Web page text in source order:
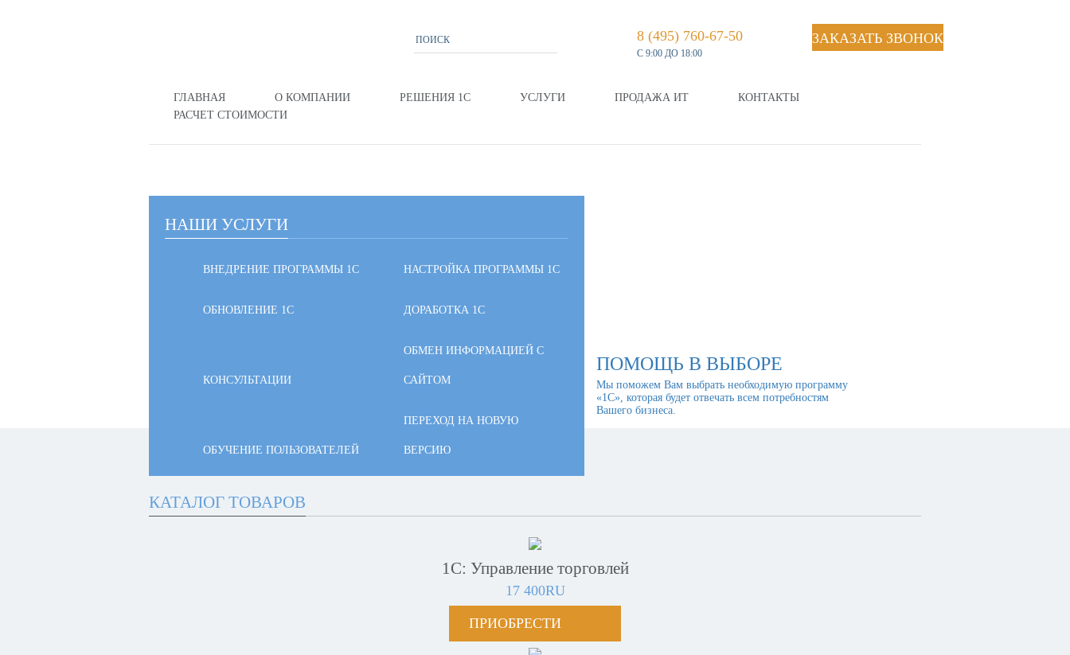
8 (495) 760-67-50
С 9:00 ДО 18:00
ЗАКАЗАТЬ ЗВОНОК
ГЛАВНАЯ О КОМПАНИИ РЕШЕНИЯ 1С УСЛУГИ ПРОДАЖА ИТ
КОНТАКТЫ
РАСЧЕТ СТОИМОСТИ
НАШИ УСЛУГИ
ВНЕДРЕНИЕ ПРОГРАММЫ 1С НАСТРОЙКА ПРОГРАММЫ 1С
ОБНОВЛЕНИЕ 1С ДОРАБОТКА 1С
КОНСУЛЬТАЦИИ
ОБМЕН ИНФОРМАЦИЕЙ С
САЙТОМ
ОБУЧЕНИЕ ПОЛЬЗОВАТЕЛЕЙ
ПЕРЕХОД НА НОВУЮ
ВЕРСИЮ
ПОМОЩЬ В ВЫБОРЕ
Мы поможем Вам выбрать необходимую программу
«1С», которая будет отвечать всем потребностям
Вашего бизнеса.
КАТАЛОГ ТОВАРОВ
1С: Управление торговлей
17 400RU
ПРИОБРЕСТИ